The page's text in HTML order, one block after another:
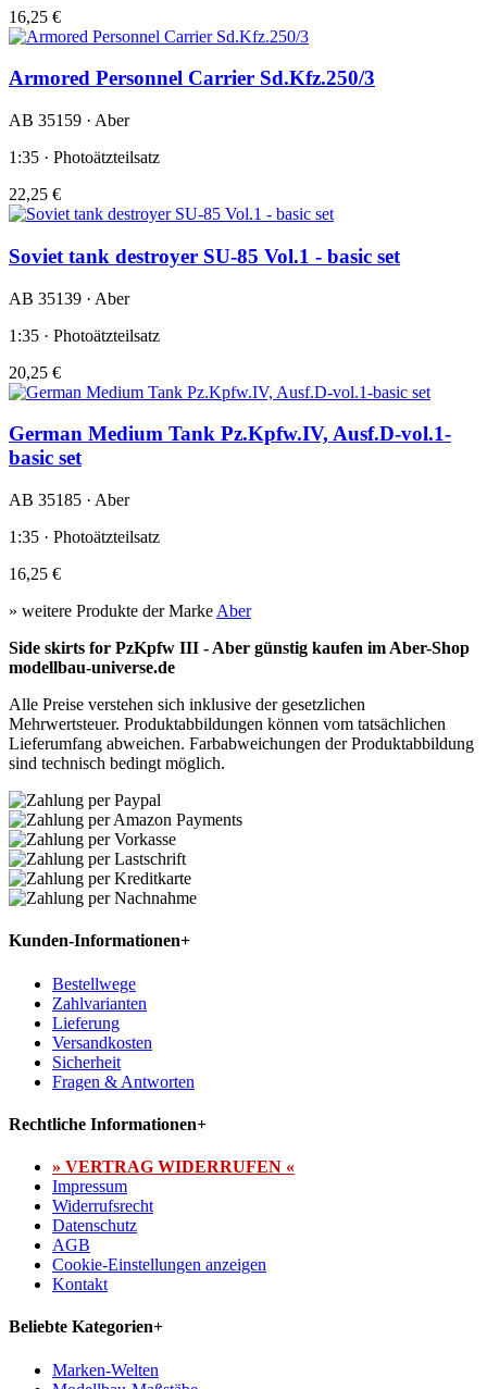
16,25 €
Armored Personnel Carrier Sd.Kfz.250/3
AB 35159 · Aber
1:35 · Photoätzteilsatz
22,25 €
Soviet tank destroyer SU-85 Vol.1 - basic set
AB 35139 · Aber
1:35 · Photoätzteilsatz
20,25 €
German Medium Tank Pz.Kpfw.IV, Ausf.D-vol.1-
basic set
AB 35185 · Aber
1:35 · Photoätzteilsatz
16,25 €
» weitere Produkte der Marke Aber
Side skirts for PzKpfw III - Aber günstig kaufen im Aber-Shop
modellbau-universe.de
Alle Preise verstehen sich inklusive der gesetzlichen
Mehrwertsteuer. Produktabbildungen können vom tatsächlichen
Lieferumfang abweichen. Farbabweichungen der Produktabbildung
sind technisch bedingt möglich.
Kunden-Informationen+
Bestellwege
Zahlvarianten
Lieferung
Versandkosten
Sicherheit
Fragen & Antworten
Rechtliche Informationen+
» VERTRAG WIDERRUFEN «
Impressum
Widerrufsrecht
Datenschutz
AGB
Cookie-Einstellungen anzeigen
Kontakt
Beliebte Kategorien+
Marken-Welten